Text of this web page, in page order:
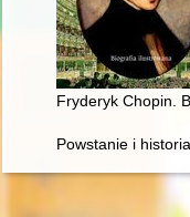
Fryderyk Chopin.
Powstanie i